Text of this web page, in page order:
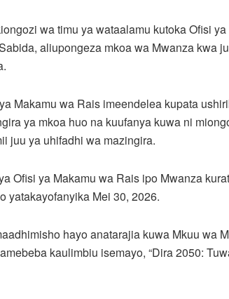
wa timu ya wataalamu kutoka Ofisi
aliupongeza mkoa wa Mwanza kwa
Makamu wa Rais imeendelea kupata
ya mkoa huo na kuufanya kuwa ni
juu ya uhifadhi wa mazingira.
Ofisi ya Makamu wa Rais ipo Mwanza
yatakayofanyika Mei 30, 2026.
hayo anatarajia kuwa Mkuu wa
kaulimbiu isemayo, “Dira 2050: